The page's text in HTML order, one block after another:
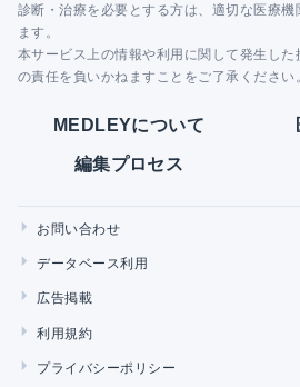
診断・治療を必要とする方は、適切な医療機
ます。
本サービス上の情報や利用に関して発生し
の責任を負いかねますことをご了承ください
MEDLEYについて
編集プロセス
お問い合わせ
データベース利用
広告掲載
利用規約
プライバシーポリシー